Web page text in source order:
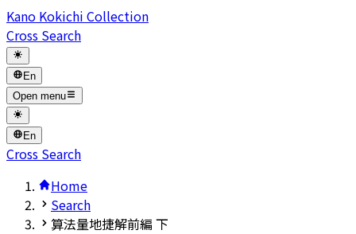
Kano Kokichi Collection
Cross Search
En
Open menu
En
Cross Search
Home
Search
算法量地捷解前編 下